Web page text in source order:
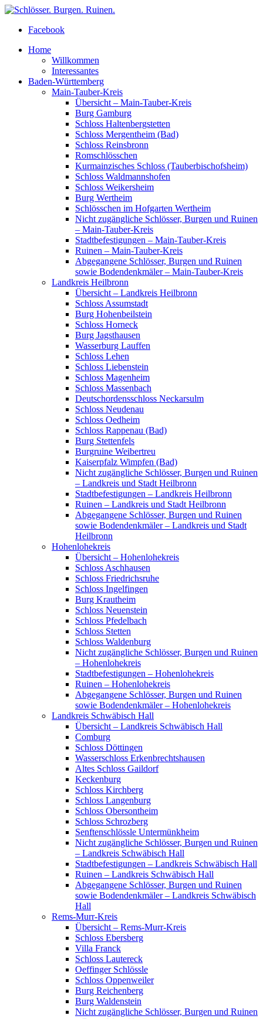
Facebook
Home
Willkommen
Interessantes
Baden-Württemberg
Main-Tauber-Kreis
Übersicht – Main-Tauber-Kreis
Burg Gamburg
Schloss Haltenbergstetten
Schloss Mergentheim (Bad)
Schloss Reinsbronn
Romschlösschen
Kurmainzisches Schloss (Tauberbischofsheim)
Schloss Waldmannshofen
Schloss Weikersheim
Burg Wertheim
Schlösschen im Hofgarten Wertheim
Nicht zugängliche Schlösser, Burgen und Ruinen
– Main-Tauber-Kreis
Stadtbefestigungen – Main-Tauber-Kreis
Ruinen – Main-Tauber-Kreis
Abgegangene Schlösser, Burgen und Ruinen
sowie Bodendenkmäler – Main-Tauber-Kreis
Landkreis Heilbronn
Übersicht – Landkreis Heilbronn
Schloss Assumstadt
Burg Hohenbeilstein
Schloss Horneck
Burg Jagsthausen
Wasserburg Lauffen
Schloss Lehen
Schloss Liebenstein
Schloss Magenheim
Schloss Massenbach
Deutschordensschloss Neckarsulm
Schloss Neudenau
Schloss Oedheim
Schloss Rappenau (Bad)
Burg Stettenfels
Burgruine Weibertreu
Kaiserpfalz Wimpfen (Bad)
Nicht zugängliche Schlösser, Burgen und Ruinen
– Landkreis und Stadt Heilbronn
Stadtbefestigungen – Landkreis Heilbronn
Ruinen – Landkreis und Stadt Heilbronn
Abgegangene Schlösser, Burgen und Ruinen
sowie Bodendenkmäler – Landkreis und Stadt
Heilbronn
Hohenlohekreis
Übersicht – Hohenlohekreis
Schloss Aschhausen
Schloss Friedrichsruhe
Schloss Ingelfingen
Burg Krautheim
Schloss Neuenstein
Schloss Pfedelbach
Schloss Stetten
Schloss Waldenburg
Nicht zugängliche Schlösser, Burgen und Ruinen
– Hohenlohekreis
Stadtbefestigungen – Hohenlohekreis
Ruinen – Hohenlohekreis
Abgegangene Schlösser, Burgen und Ruinen
sowie Bodendenkmäler – Hohenlohekreis
Landkreis Schwäbisch Hall
Übersicht – Landkreis Schwäbisch Hall
Comburg
Schloss Döttingen
Wasserschloss Erkenbrechtshausen
Altes Schloss Gaildorf
Keckenburg
Schloss Kirchberg
Schloss Langenburg
Schloss Obersontheim
Schloss Schrozberg
Senftenschlössle Untermünkheim
Nicht zugängliche Schlösser, Burgen und Ruinen
– Landkreis Schwäbisch Hall
Stadtbefestigungen – Landkreis Schwäbisch Hall
Ruinen – Landkreis Schwäbisch Hall
Abgegangene Schlösser, Burgen und Ruinen
sowie Bodendenkmäler – Landkreis Schwäbisch
Hall
Rems-Murr-Kreis
Übersicht – Rems-Murr-Kreis
Schloss Ebersberg
Villa Franck
Schloss Lautereck
Oeffinger Schlössle
Schloss Oppenweiler
Burg Reichenberg
Burg Waldenstein
Nicht zugängliche Schlösser, Burgen und Ruinen